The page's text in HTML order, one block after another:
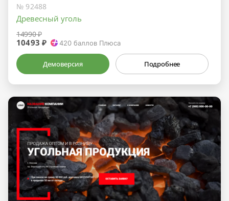
№ 92488
Древесный уголь
14990 ₽
10493 ₽ 420 баллов Плюса
Демоверсия Подробнее